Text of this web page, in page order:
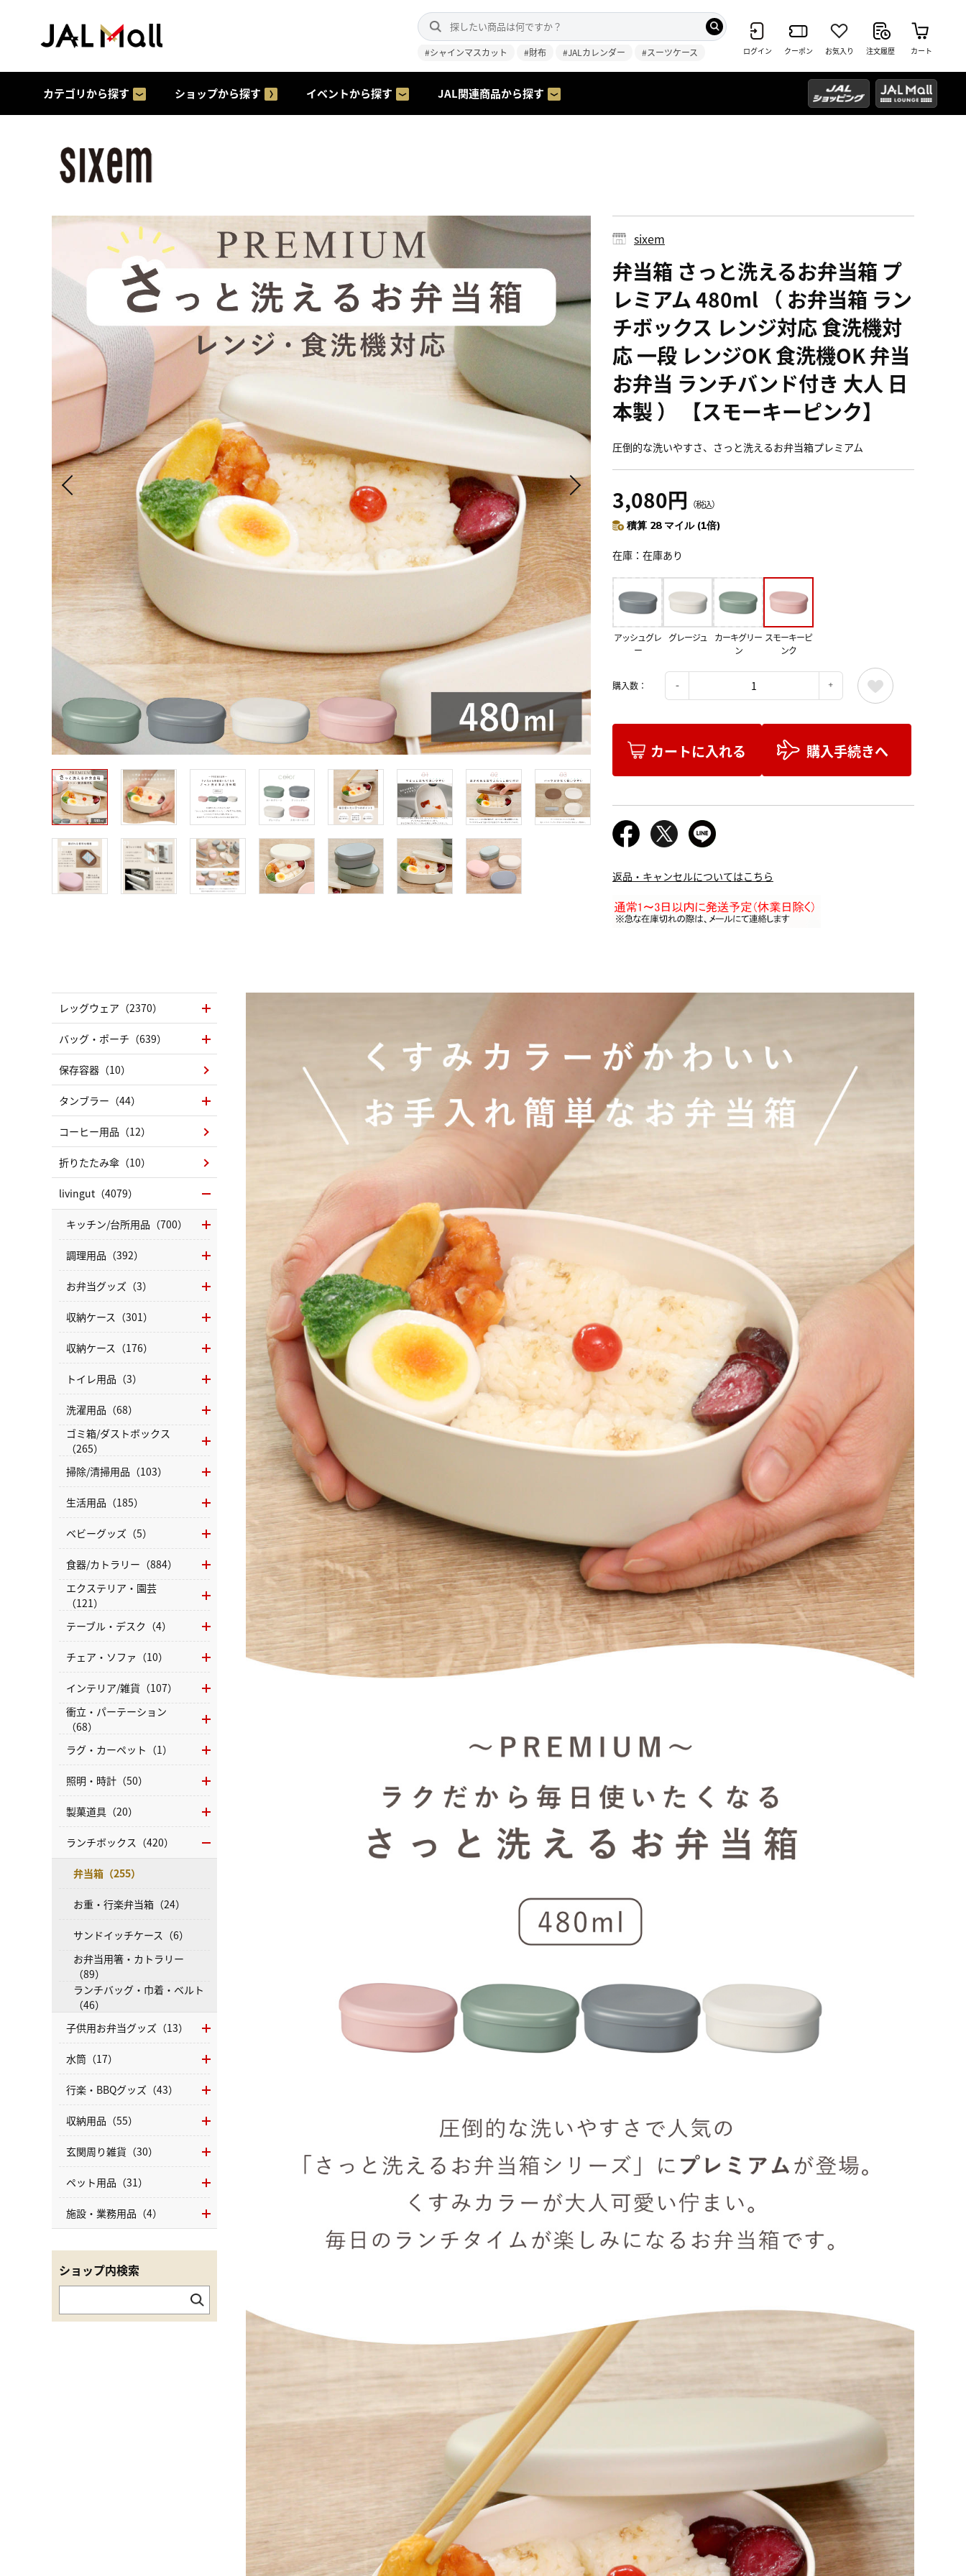
#シャインマスカット #財布 #JALカレンダー #スーツケース ログイン クーポン お気入り 注文履歴 カート
カテゴリから探す ショップから探す イベントから探す JAL関連商品から探す
sixem
弁当箱 さっと洗えるお弁当箱 プ
レミアム 480ml （ お弁当箱 ラン
チボックス レンジ対応 食洗機対
応 一段 レンジOK 食洗機OK 弁当
お弁当 ランチバンド付き 大人 日
本製 ） 【スモーキーピンク】
圧倒的な洗いやすさ、さっと洗えるお弁当箱プレミアム
3,080円 （税込）
積算 28 マイル (1倍)
在庫 在庫あり
アッシュグレ
ー
グレージュ
カーキグリー
ン
スモーキーピ
ンク
購入数：
カートに入れる 購入手続きへ
返品・キャンセルについてはこちら
レッグウェア（2370）
バッグ・ポーチ（639）
保存容器（10）
タンブラー（44）
コーヒー用品（12）
折りたたみ傘（10）
livingut（4079）
キッチン/台所用品（700）
調理用品（392）
お弁当グッズ（3）
収納ケース（301）
収納ケース（176）
トイレ用品（3）
洗濯用品（68）
ゴミ箱/ダストボックス
（265）
掃除/清掃用品（103）
生活用品（185）
ベビーグッズ（5）
食器/カトラリー（884）
エクステリア・園芸
（121）
テーブル・デスク（4）
チェア・ソファ（10）
インテリア/雑貨（107）
衝立・パーテーション
（68）
ラグ・カーペット（1）
照明・時計（50）
製菓道具（20）
ランチボックス（420）
弁当箱（255）
お重・行楽弁当箱（24）
サンドイッチケース（6）
お弁当用箸・カトラリー
（89）
ランチバッグ・巾着・ベルト
（46）
子供用お弁当グッズ（13）
水筒（17）
行楽・BBQグッズ（43）
収納用品（55）
玄関周り雑貨（30）
ペット用品（31）
施設・業務用品（4）
ショップ内検索